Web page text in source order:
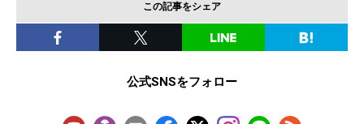
この記事をシェア
公式SNSをフォロー